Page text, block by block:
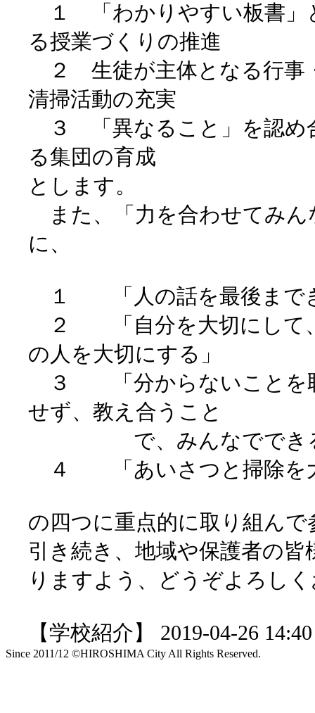
１ 「わかりやすい板書」
る授業づくりの推進
２ 生徒が主体となる行事
清掃活動の充実
３ 「異なること」を認め
る集団の育成
とします。
また、「力を合わせてみん
に、
１ 「人の話を最後まで
２ 「自分を大切にして
の人を大切にする」
３ 「分からないことを
せず、教え合うこと
で、みんなでできる
４ 「あいさつと掃除を
の四つに重点的に取り組んで
引き続き、地域や保護者の
りますよう、どうぞよろし
【学校紹介】 2019-04-26
Since 2011/12 ©HIROSHIMA City All Rights Reserved.